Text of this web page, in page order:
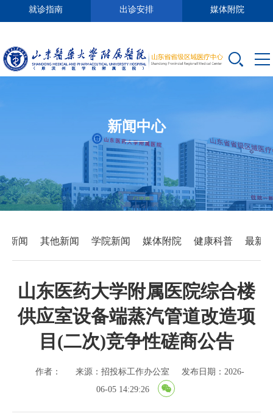
就诊指南 出诊安排 媒体附院
新闻中心
新闻 其他新闻 学院新闻 媒体附院 健康科普 最新
山东医药大学附属医院综合楼
供应室设备端蒸汽管道改造项
目(二次)竞争性磋商公告
作者： 来源：招投标工作办公室
发布日期：2026-
06-05 14:29:26